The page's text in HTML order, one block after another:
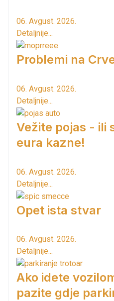
06. Avgust. 2026.
Detaljnije...
Problemi na
06. Avgust. 2026.
Detaljnije...
Vežite pojas - ili
eura kazne!
06. Avgust. 2026.
Detaljnije...
Opet ista stvar
06. Avgust. 2026.
Detaljnije...
Ako idete
pazite gdje